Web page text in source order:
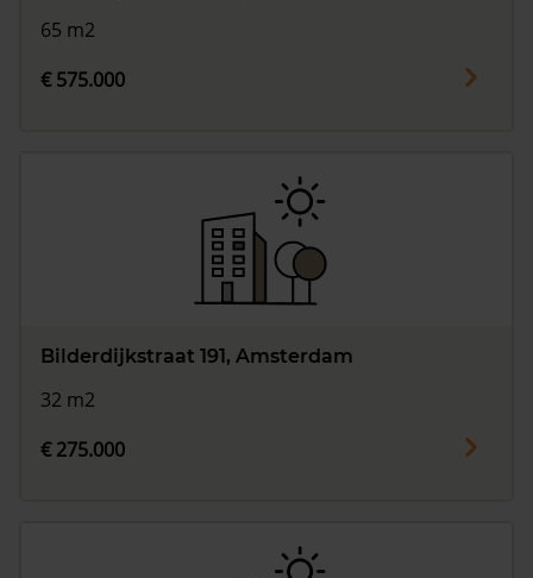
65 m2
€ 575.000
Bilderdijkstraat 191, Amsterdam
32 m2
€ 275.000